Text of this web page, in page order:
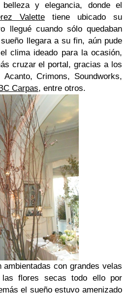
y elegancia, donde el
Valette tiene ubicado su
llegué cuando sólo quedaban
llegara a su fin, aún pude
clima ideado para la ocasión,
cruzar el portal, gracias a los
Crimons, Soundworks,
Carpas, entre otros.
con grandes velas
flores secas todo ello por
el sueño estuvo amenizado